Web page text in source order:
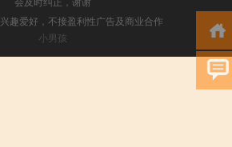
趣爱好，不接盈利性广告及商业合作
小男孩